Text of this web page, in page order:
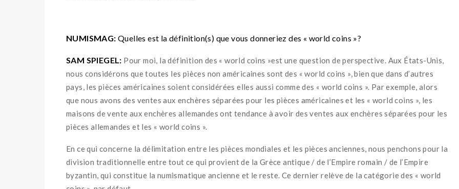
NUMISMAG: Quelles est la définition(s) que vous donneriez des « world coins »?
SAM SPIEGEL: Pour moi, la définition des « world coins »est une question de perspective. Aux États-Unis,
nous considérons que toutes les pièces non américaines sont des « world coins », bien que dans d’autres
pays, les pièces américaines soient considérées elles aussi comme des « world coins ». Par exemple, alors
que nous avons des ventes aux enchères séparées pour les pièces américaines et les « world coins », les
maisons de vente aux enchères allemandes ont tendance à avoir des ventes aux enchères séparées pour les
pièces allemandes et les « world coins ».
En ce qui concerne la délimitation entre les pièces mondiales et les pièces anciennes, nous penchons pour la
division traditionnelle entre tout ce qui provient de la Grèce antique / de l’Empire romain / de l’Empire
byzantin, qui constitue la numismatique ancienne et le reste. Ce dernier relève de la catégorie des « world